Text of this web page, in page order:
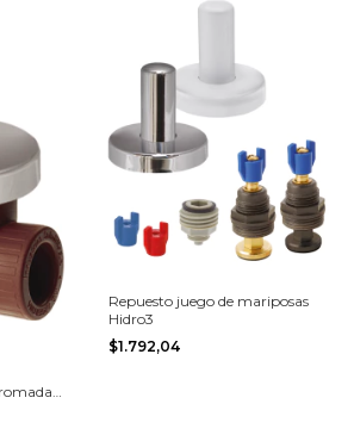
Repuesto juego de mariposas
Hidro3
$1.792,04